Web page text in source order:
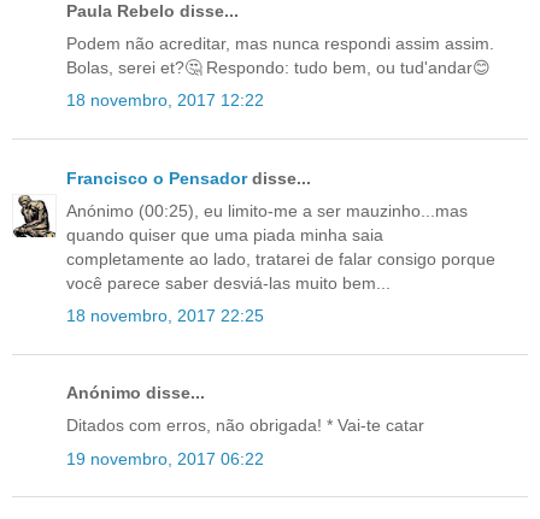
Paula Rebelo disse...
Podem não acreditar, mas nunca respondi assim assim.
Bolas, serei et?🤔 Respondo: tudo bem, ou tud'andar😊
18 novembro, 2017 12:22
Francisco o Pensadordisse...
Anónimo (00:25), eu limito-me a ser mauzinho...mas
quando quiser que uma piada minha saia
completamente ao lado, tratarei de falar consigo porque
você parece saber desviá-las muito bem...
18 novembro, 2017 22:25
Anónimo disse...
Ditados com erros, não obrigada! * Vai-te catar
19 novembro, 2017 06:22